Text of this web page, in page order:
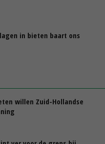
in bieten baart ons
willen Zuid-Hollandse